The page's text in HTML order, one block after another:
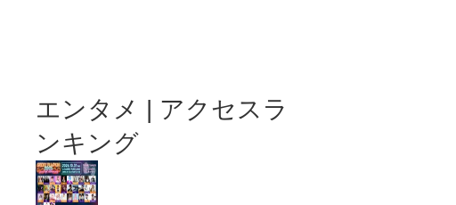
エンタメ | アクセスラ
ンキング